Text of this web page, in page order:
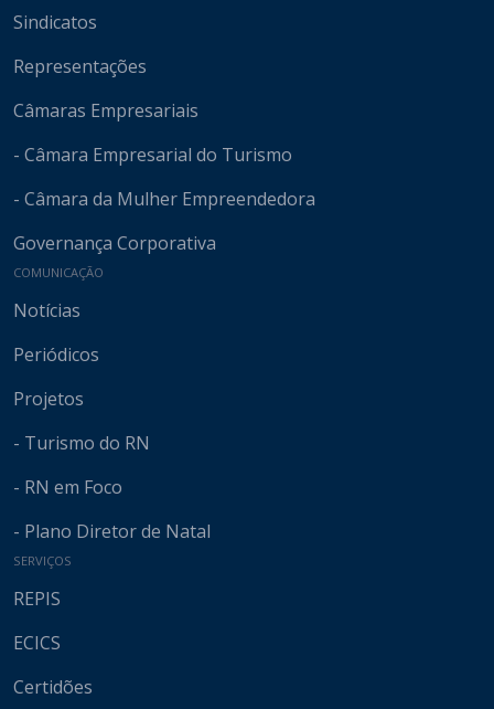
Sindicatos
Representações
Câmaras Empresariais
- Câmara Empresarial do Turismo
- Câmara da Mulher Empreendedora
Governança Corporativa
COMUNICAÇÃO
Notícias
Periódicos
Projetos
- Turismo do RN
- RN em Foco
- Plano Diretor de Natal
SERVIÇOS
REPIS
ECICS
Certidões